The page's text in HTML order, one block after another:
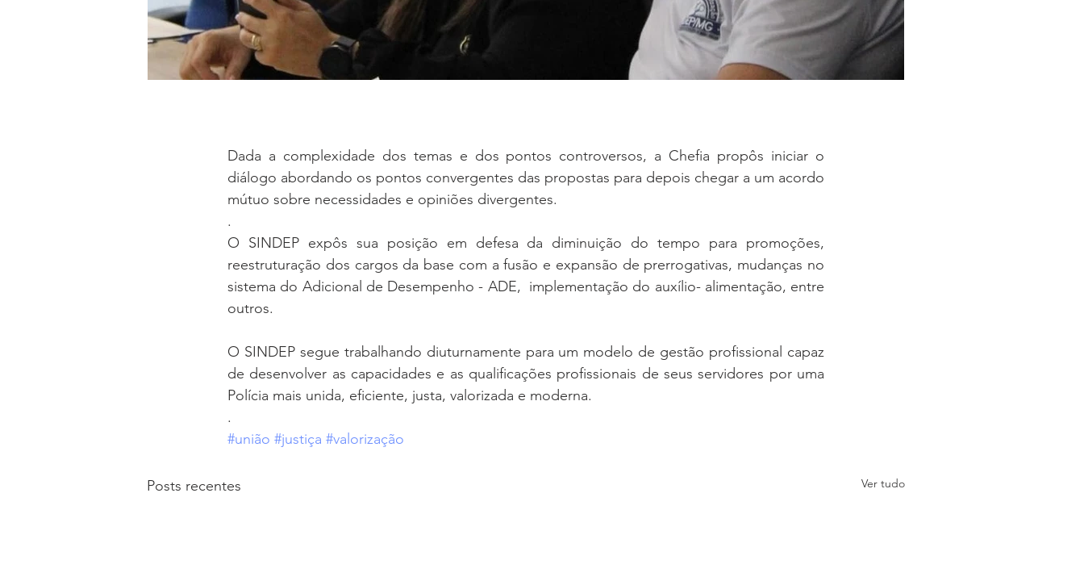
Dada a complexidade dos temas e dos pontos controversos, a Chefia propôs iniciar o
diálogo abordando os pontos convergentes das propostas para depois chegar a um acordo
mútuo sobre necessidades e opiniões divergentes.
.
O SINDEP expôs sua posição em defesa da diminuição do tempo para promoções,
reestruturação dos cargos da base com a fusão e expansão de prerrogativas, mudanças no
sistema do Adicional de Desempenho - ADE,  implementação do auxílio- alimentação, entre
outros.
O SINDEP segue trabalhando diuturnamente para um modelo de gestão profissional capaz
de desenvolver as capacidades e as qualificações profissionais de seus servidores por uma
Polícia mais unida, eficiente, justa, valorizada e moderna.
.
#união #justiça #valorização
Posts recentes Ver tudo